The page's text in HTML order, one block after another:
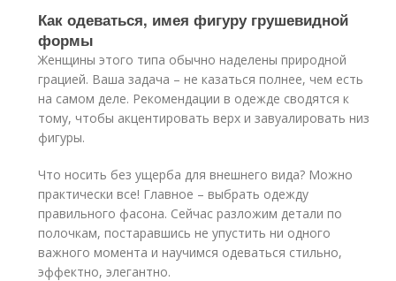
Как одеваться, имея фигуру грушевидной
формы
Женщины этого типа обычно наделены природной
грацией. Ваша задача – не казаться полнее, чем есть
на самом деле. Рекомендации в одежде сводятся к
тому, чтобы акцентировать верх и завуалировать низ
фигуры.
Что носить без ущерба для внешнего вида? Можно
практически все! Главное – выбрать одежду
правильного фасона. Сейчас разложим детали по
полочкам, постаравшись не упустить ни одного
важного момента и научимся одеваться стильно,
эффектно, элегантно.